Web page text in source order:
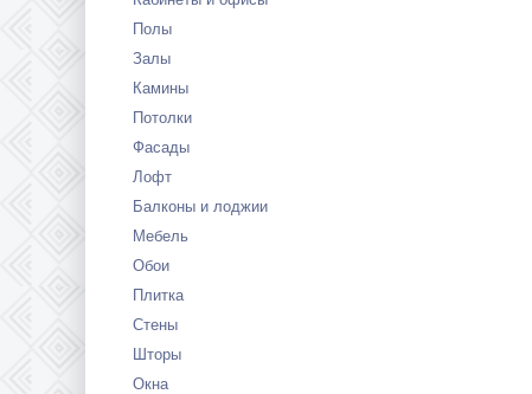
Полы
Залы
Камины
Потолки
Фасады
Лофт
Балконы и лоджии
Мебель
Обои
Плитка
Стены
Шторы
Окна